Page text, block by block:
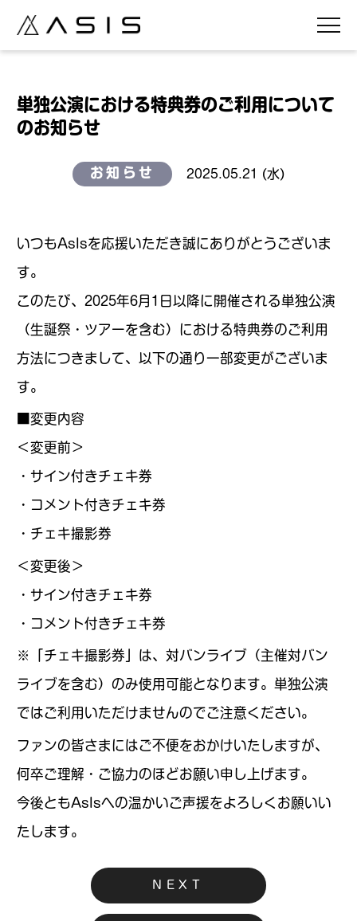
単独公演における特典券のご利用について
のお知らせ
お知らせ 2025.05.21 (水)
いつもAsIsを応援いただき誠にありがとうございま
す。
このたび、2025年6月1日以降に開催される単独公演
（生誕祭・ツアーを含む）における特典券のご利用
方法につきまして、以下の通り一部変更がございま
す。
■変更内容
＜変更前＞
・サイン付きチェキ券
・コメント付きチェキ券
・チェキ撮影券
＜変更後＞
・サイン付きチェキ券
・コメント付きチェキ券
※「チェキ撮影券」は、対バンライブ（主催対バン
ライブを含む）のみ使用可能となります。単独公演
ではご利用いただけませんのでご注意ください。
ファンの皆さまにはご不便をおかけいたしますが、
何卒ご理解・ご協力のほどお願い申し上げます。
今後ともAsIsへの温かいご声援をよろしくお願いい
たします。
NEXT